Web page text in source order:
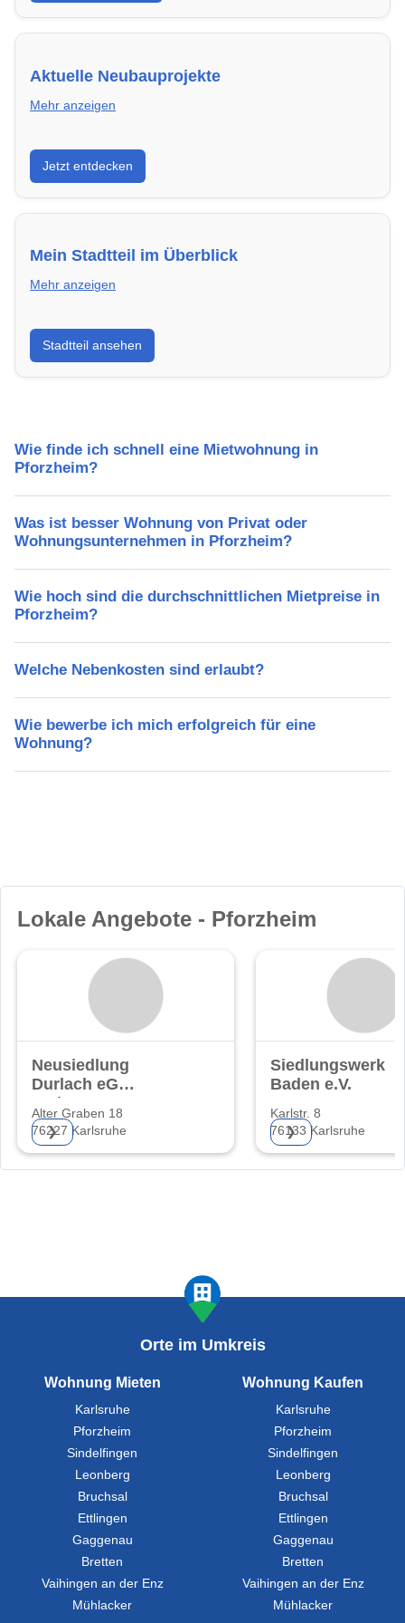
Aktuelle Neubauprojekte
Mehr anzeigen
Entdecke Neubauprojekte in Pforzheim – modern,
energieeffizient und sofort bezugsfertig.
Jetzt entdecken
Mein Stadtteil im Überblick
Mehr anzeigen
Erfahre mehr über deinen Stadtteil in Pforzheim:
Lebensqualität, Verkehrsanbindung, Schulen,
Freizeitmöglichkeiten und Mietpreise.
Stadtteil ansehen
Wie finde ich schnell eine Mietwohnung in
Pforzheim?
Was ist besser Wohnung von Privat oder
Wohnungsunternehmen in Pforzheim?
Wie hoch sind die durchschnittlichen Mietpreise in
Pforzheim?
Welche Nebenkosten sind erlaubt?
Wie bewerbe ich mich erfolgreich für eine
Wohnung?
Lokale Angebote - Pforzheim
Neusiedlung
Durlach eG
Wohnungsgenossenschaft
Alter Graben 18
76227 Karlsruhe
❯
Siedlungswerk
Baden e.V.
Karlstr. 8
76133 Karlsruhe
❯
Orte im Umkreis
Wohnung Mieten
Karlsruhe
Pforzheim
Sindelfingen
Leonberg
Bruchsal
Ettlingen
Gaggenau
Bretten
Vaihingen an der Enz
Mühlacker
Wohnung Kaufen
Karlsruhe
Pforzheim
Sindelfingen
Leonberg
Bruchsal
Ettlingen
Gaggenau
Bretten
Vaihingen an der Enz
Mühlacker